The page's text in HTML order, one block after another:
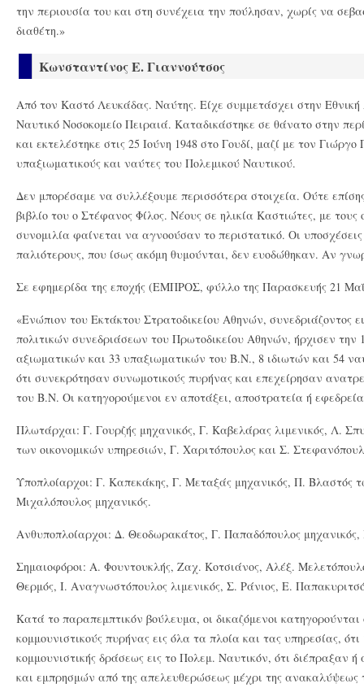
την περιουσία του και στη συνέχεια την πούλησαν, χωρίς να
διαθέτη.»
Κωνσταντίνος Ε. Γιαννούτσος
Από τον Καστό Λευκάδας. Ναύτης. Είχε συμμετάσχει στην
Ναυτικό Νοσοκομείο Πειραιά. Καταδικάστηκε σε θάνατο στην
και εκτελέστηκε στις 25 Ιούνη 1948 στο Γουδί, μαζί με τον
υπαξιωματικούς και ναύτες του Πολεμικού Ναυτικού.
Δεν μπορέσαμε να συλλέξουμε περισσότερα στοιχεία. Ούτε
βιβλίο του ο Στέφανος Φίλος. Νέους σε ηλικία Καστιώτες, με τους
συνομιλία φαίνεται να αγνοούσαν το περιστατικό. Οι
παλιότερους, που ίσως ακόμη θυμούνται, δεν ευοδώθηκαν. Αν
Σε εφημερίδα της εποχής (ΕΜΠΡΟΣ, φύλλο της Παρασκευής 21
«Ενώπιον του Εκτάκτου Στρατοδικείου Αθηνών, συνεδριάζοντος
πολιτικών συνεδριάσεων του Πρωτοδικείου Αθηνών, ήρχισεν την
αξιωματικών και 33 υπαξιωματικών του Β.Ν., 8 ιδιωτών και 54
ότι συνεκρότησαν συνωμοτικούς πυρήνας και επεχείρησαν
του Β.Ν. Οι κατηγορούμενοι εν αποτάξει, αποστρατεία ή
Πλωτάρχαι: Γ. Γουρζής μηχανικός, Γ. Καβελάρας λιμενικός, Λ.
των οικονομικών υπηρεσιών, Γ. Χαριτόπουλος και Σ.
Υποπλοίαρχοι: Γ. Καπεκάκης, Γ. Μεταξάς μηχανικός, Π. Βλαστός
Μιχαλόπουλος μηχανικός.
Ανθυποπλοίαρχοι: Δ. Θεοδωρακάτος, Γ. Παπαδόπουλος μηχανικός,
Σημαιοφόροι: Α. Φουντουκλής, Ζαχ. Κοτσιάνος, Αλέξ.
Θερμός, Ι. Αναγνωστόπουλος λιμενικός, Σ. Ράνιος, Ε.
Κατά το παραπεμπτικόν βούλευμα, οι δικαζόμενοι κατηγορούνται
κομμουνιστικούς πυρήνας εις όλα τα πλοία και τας υπηρεσίας,
κομμουνιστικής δράσεως εις το Πολεμ. Ναυτικόν, ότι διέπραξαν
και εμπρησμών από της απελευθερώσεως μέχρι της ανακαλύψεως